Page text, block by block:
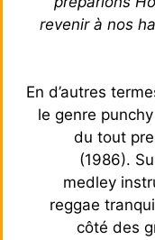
revenir à nos
En d’autres
le genre
du tout
(1986).
medley
reggae
côté des